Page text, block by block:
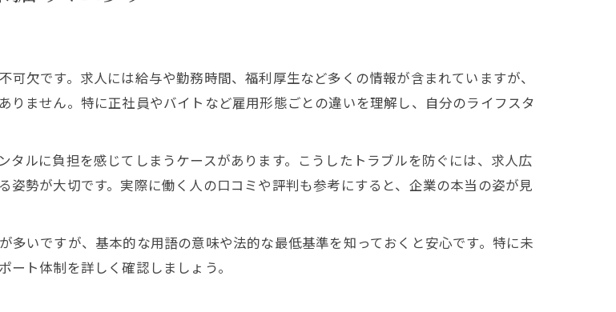
欠です。求人には給与や勤務時間、福利厚生など多くの情報が含まれていますが、
ません。特に正社員やバイトなど雇用形態ごとの違いを理解し、自分のライフスタ
ルに負担を感じてしまうケースがあります。こうしたトラブルを防ぐには、求人広
勢が大切です。実際に働く人の口コミや評判も参考にすると、企業の本当の姿が見
いですが、基本的な用語の意味や法的な最低基準を知っておくと安心です。特に未
ト体制を詳しく確認しましょう。